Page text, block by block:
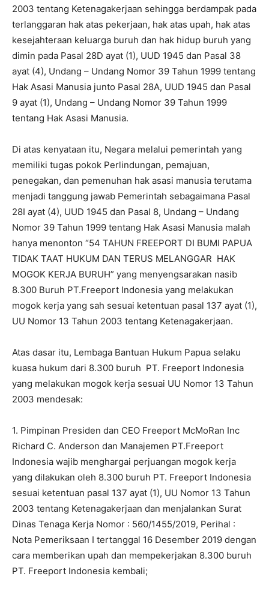
2003 tentang Ketenagakerjaan sehingga berdampak pada
terlanggaran hak atas pekerjaan, hak atas upah, hak atas
kesejahteraan keluarga buruh dan hak hidup buruh yang
dimin pada Pasal 28D ayat (1), UUD 1945 dan Pasal 38
ayat (4), Undang – Undang Nomor 39 Tahun 1999 tentang
Hak Asasi Manusia junto Pasal 28A, UUD 1945 dan Pasal
9 ayat (1), Undang – Undang Nomor 39 Tahun 1999
tentang Hak Asasi Manusia.
Di atas kenyataan itu, Negara melalui pemerintah yang
memiliki tugas pokok Perlindungan, pemajuan,
penegakan, dan pemenuhan hak asasi manusia terutama
menjadi tanggung jawab Pemerintah sebagaimana Pasal
28I ayat (4), UUD 1945 dan Pasal 8, Undang – Undang
Nomor 39 Tahun 1999 tentang Hak Asasi Manusia malah
hanya menonton “54 TAHUN FREEPORT DI BUMI PAPUA
TIDAK TAAT HUKUM DAN TERUS MELANGGAR HAK
MOGOK KERJA BURUH” yang menyengsarakan nasib
8.300 Buruh PT.Freeport Indonesia yang melakukan
mogok kerja yang sah sesuai ketentuan pasal 137 ayat (1),
UU Nomor 13 Tahun 2003 tentang Ketenagakerjaan.
Atas dasar itu, Lembaga Bantuan Hukum Papua selaku
kuasa hukum dari 8.300 buruh PT. Freeport Indonesia
yang melakukan mogok kerja sesuai UU Nomor 13 Tahun
2003 mendesak:
1. Pimpinan Presiden dan CEO Freeport McMoRan Inc
Richard C. Anderson dan Manajemen PT.Freeport
Indonesia wajib menghargai perjuangan mogok kerja
yang dilakukan oleh 8.300 buruh PT. Freeport Indonesia
sesuai ketentuan pasal 137 ayat (1), UU Nomor 13 Tahun
2003 tentang Ketenagakerjaan dan menjalankan Surat
Dinas Tenaga Kerja Nomor : 560/1455/2019, Perihal :
Nota Pemeriksaan I tertanggal 16 Desember 2019 dengan
cara memberikan upah dan mempekerjakan 8.300 buruh
PT. Freeport Indonesia kembali;